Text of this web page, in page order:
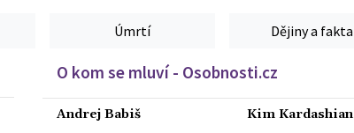
Úmrtí Dějiny a fakta
O kom se mluví - Osobnosti.cz
Andrej Babiš
Kim Kardashian